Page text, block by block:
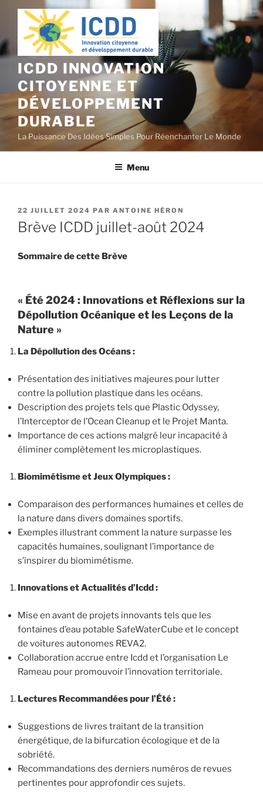
Aller
contenu
principal
ICDD INNOVATION
CITOYENNE ET
DÉVELOPPEMENT
DURABLE
La Puissance Des Idées Simples Pour Réenchanter Le Monde
Menu
PUBLIÉ
LE
22 JUILLET 2024 PAR ANTOINE HÉRON
Brève ICDD juillet-août 2024
Sommaire de cette Brève
« Été 2024 : Innovations et Réflexions sur la
Dépollution Océanique et les Leçons de la
Nature »
La Dépollution des Océans :
Présentation des initiatives majeures pour lutter
contre la pollution plastique dans les océans.
Description des projets tels que Plastic Odyssey,
l’Interceptor de l’Ocean Cleanup et le Projet Manta.
Importance de ces actions malgré leur incapacité à
éliminer complètement les microplastiques.
Biomimétisme et Jeux Olympiques :
Comparaison des performances humaines et celles de
la nature dans divers domaines sportifs.
Exemples illustrant comment la nature surpasse les
capacités humaines, soulignant l’importance de
s’inspirer du biomimétisme.
Innovations et Actualités d’Icdd :
Mise en avant de projets innovants tels que les
fontaines d’eau potable SafeWaterCube et le concept
de voitures autonomes REVA2.
Collaboration accrue entre Icdd et l’organisation Le
Rameau pour promouvoir l’innovation territoriale.
Lectures Recommandées pour l’Été :
Suggestions de livres traitant de la transition
énergétique, de la bifurcation écologique et de la
sobriété.
Recommandations des derniers numéros de revues
pertinentes pour approfondir ces sujets.